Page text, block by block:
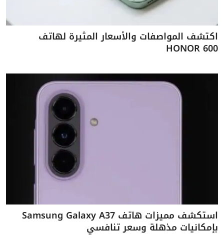
اكتشف المواصفات والأسعار المثيرة لهاتف
HONOR 600
استكشف مميزات هاتف Samsung Galaxy A37
بإمكانيات مذهلة وسعر تنافسي